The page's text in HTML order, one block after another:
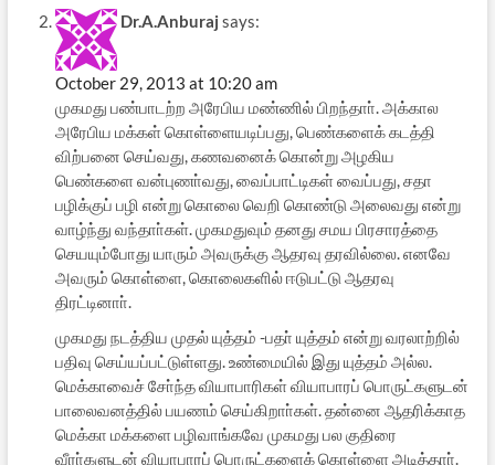
Dr.A.Anburaj says:
October 29, 2013 at 10:20 am
முகமது பண்பாடற்ற அரேபிய மண்ணில் பிறந்தாா். அக்கால
அரேபிய மக்கள் கொள்ளையடிப்பது, பெண்களைக் கடத்தி
விற்பனை செய்வது, கணவனைக் கொன்று அழகிய
பெண்களை வன்புணா்வது, வைப்பாட்டிகள் வைப்பது, சதா
பழிக்குப் பழி என்று கொலை வெறி கொண்டு அலைவது என்று
வாழ்ந்து வந்தாா்கள். முகமதுவும் தனது சமய பிரசாரத்தை
செயயும்போது யாரும் அவருக்கு ஆதரவு தரவில்லை. எனவே
அவரும் கொள்ளை, கொலைகளில் ஈடுபட்டு ஆதரவு
திரட்டினாா்.
முகமது நடத்திய முதல் யுத்தம் -பதா் யுத்தம் என்று வரலாற்றில்
பதிவு செய்யப்பட்டுள்ளது. உண்மையில் இது யுத்தம் அல்ல.
மெக்காவைச் சோ்ந்த வியாபாரிகள் வியாபாரப் பொருட்களுடன்
பாலைவனத்தில் பயணம் செய்கிறாா்கள். தன்னை ஆதரிக்காத
மெக்கா மக்களை பழிவாங்கவே முகமது பல குதிரை
வீரா்களுடன் வியாபாரப் பொருட்களைக் கொள்ளை அடித்தாா்.